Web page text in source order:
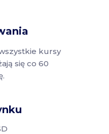
kursy
się co 60